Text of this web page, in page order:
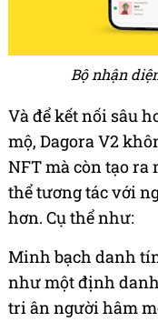
Bộ nhận
Và để kết nối sâu
mộ, Dagora V2
NFT mà còn tạo
thể tương tác với
hơn. Cụ thể như:
Minh bạch danh
như một định
tri ân người hâm